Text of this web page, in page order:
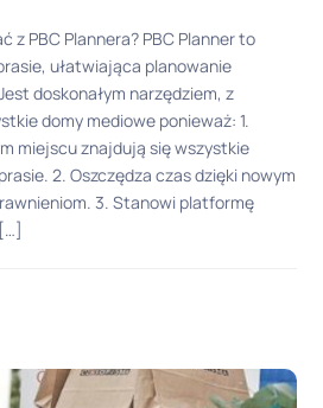
z PBC Plannera? PBC Planner to
ułatwiająca planowanie
doskonałym narzędziem, z
domy mediowe ponieważ: 1.
miejscu znajdują się wszystkie
2. Oszczędza czas dzięki nowym
3. Stanowi platformę